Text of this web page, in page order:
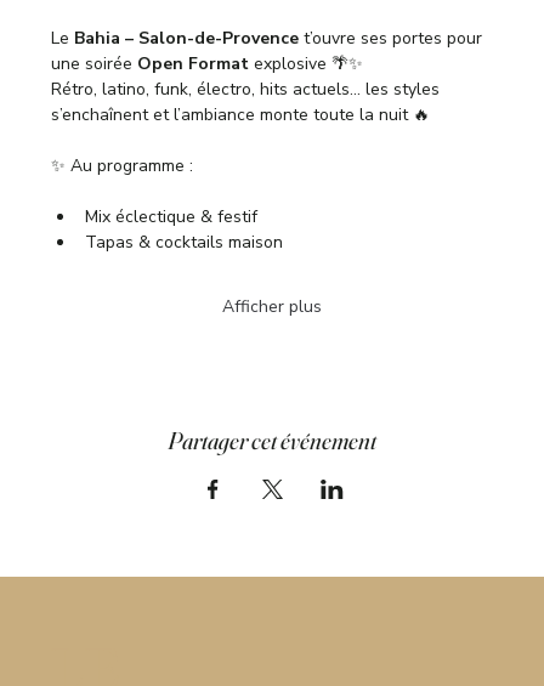
Le Bahia – Salon-de-Provence t’ouvre ses portes pour
une soirée Open Format explosive 🌴✨
Rétro, latino, funk, électro, hits actuels… les styles
s’enchaînent et l’ambiance monte toute la nuit 🔥
✨ Au programme :
Mix éclectique & festif
Tapas & cocktails maison
Afficher plus
Partager cet événement